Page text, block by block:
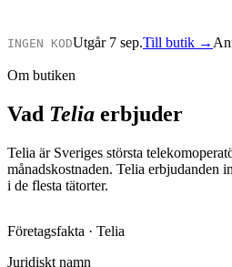
INGEN KODUtgår 7 sep.Till butik →
Om butiken
Vad Telia erbjuder
Telia är Sveriges största
månadskostnaden. Telia erbjudanden
i de flesta tätorter.
Företagsfakta · Telia
Juridiskt namn